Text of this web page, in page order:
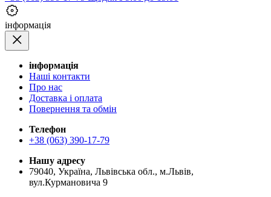
iнформація
iнформація
Наші контакти
Про нас
Доставка і оплата
Повернення та обмін
Телефон
+38 (063) 390-17-79
Нашу адресу
79040, Україна, Львівська обл., м.Львів,
вул.Курмановича 9